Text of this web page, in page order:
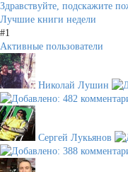
Здравствуйте, подскажите
Лучшие книги недели
#1
Активные пользователи
Николай Лушин
Сергей Лукьянов